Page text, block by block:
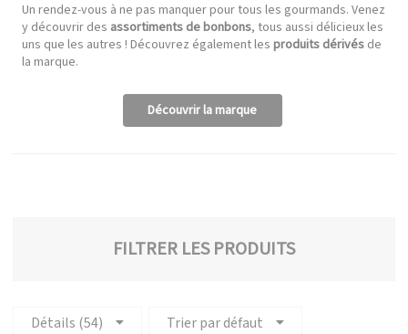
Un rendez-vous à ne pas manquer pour tous les gourmands. Venez
y découvrir des assortiments de bonbons, tous aussi délicieux les
uns que les autres ! Découvrez également les produits dérivés de
la marque.
Découvrir la marque
FILTRER LES PRODUITS
Détails (54) Trier par défaut